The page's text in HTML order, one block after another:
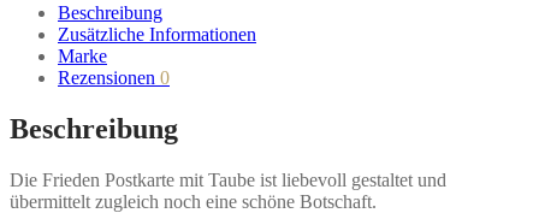
Beschreibung
Zusätzliche Informationen
Marke
Rezensionen 0
Beschreibung
Die Frieden Postkarte mit Taube ist liebevoll gestaltet und
übermittelt zugleich noch eine schöne Botschaft.